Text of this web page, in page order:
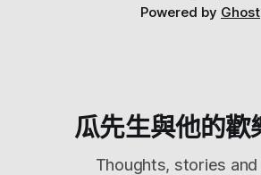
真的會熱，實測溫度可以到45度 * 50公分內可以用 * CP值滿
Powered by Ghost
瓜先生與他的歡
Thoughts, stories and